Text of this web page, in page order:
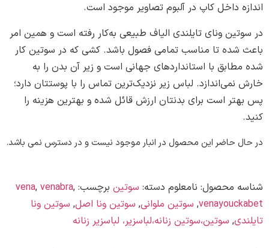
داخل کاپ در آلبوم تصاویر موجود است.
ونای تایلندی الیاف طبیعی به‌کار رفته است و همین امر
تا مناسب تمامی فصول باشد. کشی که در سوتین کار
با استانداردهای جهانی است و زیر آن بدن را به
لباس زیر نزدیک‌ترین تماس را با پوستتان دارد؛
است برای بدنتان ارزش قائل شده و بهترین هزینه را
حاضر این محصول در انبار موجود نیست و در دسترس نمی باشد.
محصول:نامعلوم دسته: سوتین برچسب: vena,venabra,
,سوتین ملوانی,سوتین ونا اصل,سوتین ونا
,سوتین،سوتین زنانه،لباسزیر، لباسزیر زنانه